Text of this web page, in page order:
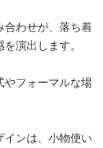
合わせが、落ち着
演出します。
やフォーマルな場
インは、小物使い